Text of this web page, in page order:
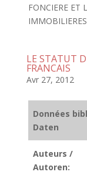
FONCIERE ET
LE STATUT
FRANCAIS
Avr 27, 2012
Données
Daten
Auteurs /
Autoren: